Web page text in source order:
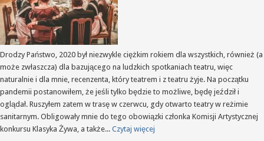
Drodzy Państwo, 2020 był niezwykle ciężkim rokiem dla wszystkich, również (a
może zwłaszcza) dla bazującego na ludzkich spotkaniach teatru, więc
naturalnie i dla mnie, recenzenta, który teatrem i z teatru żyje. Na początku
pandemii postanowiłem, że jeśli tylko będzie to możliwe, będę jeździł i
oglądał. Ruszyłem zatem w trasę w czerwcu, gdy otwarto teatry w reżimie
sanitarnym. Obligowały mnie do tego obowiązki członka Komisji Artystycznej
konkursu Klasyka Żywa, a także... Czytaj więcej